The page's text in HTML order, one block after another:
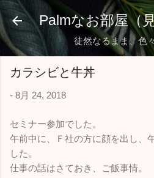
スキップしてメイン
Palmなお部屋（
徒然なるまま、色
カラシビと牛丼
- 8月 24, 2018
セミナー参加でした。
午前中に、Ｆ社の方に顔を出し、
した。
仕事の話はさておき、ご飯事情。